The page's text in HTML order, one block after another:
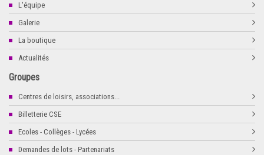
L'équipe
Galerie
La boutique
Actualités
Groupes
Centres de loisirs, associations...
Billetterie CSE
Ecoles - Collèges - Lycées
Demandes de lots - Partenariats